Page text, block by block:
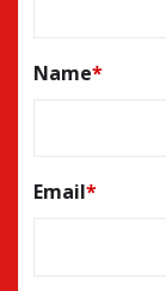
Name*
Email*